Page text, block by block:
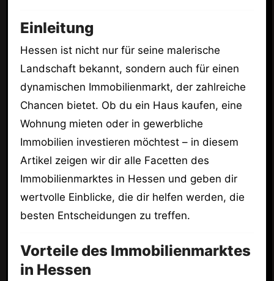
Einleitung
Hessen ist nicht nur für seine malerische
Landschaft bekannt, sondern auch für einen
dynamischen Immobilienmarkt, der zahlreiche
Chancen bietet. Ob du ein Haus kaufen, eine
Wohnung mieten oder in gewerbliche
Immobilien investieren möchtest – in diesem
Artikel zeigen wir dir alle Facetten des
Immobilienmarktes in Hessen und geben dir
wertvolle Einblicke, die dir helfen werden, die
besten Entscheidungen zu treffen.
Vorteile des Immobilienmarktes
in Hessen